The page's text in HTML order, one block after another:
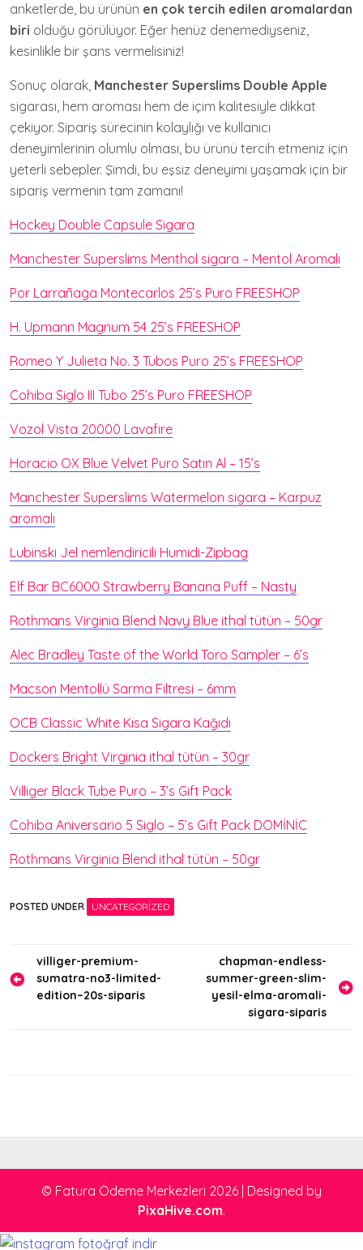
anketlerde, bu ürünün en çok tercih edilen aromalardan
biri olduğu görülüyor. Eğer henüz denemediyseniz,
kesinlikle bir şans vermelisiniz!
Sonuç olarak, Manchester Superslims Double Apple
sigarası, hem aroması hem de içim kalitesiyle dikkat
çekiyor. Sipariş sürecinin kolaylığı ve kullanıcı
deneyimlerinin olumlu olması, bu ürünü tercih etmeniz için
yeterli sebepler. Şimdi, bu eşsiz deneyimi yaşamak için bir
sipariş vermenin tam zamanı!
Hockey Double Capsule Sigara
Manchester Superslims Menthol sigara – Mentol Aromalı
Por Larrañaga Montecarlos 25’s Puro FREESHOP
H. Upmann Magnum 54 25’s FREESHOP
Romeo Y Julieta No. 3 Tubos Puro 25’s FREESHOP
Cohiba Siglo III Tubo 25’s Puro FREESHOP
Vozol Vista 20000 Lavafire
Horacio OX Blue Velvet Puro Satın Al – 15’s
Manchester Superslims Watermelon sigara – Karpuz
aromalı
Lubinski Jel nemlendiricili Humidi-Zipbag
Elf Bar BC6000 Strawberry Banana Puff – Nasty
Rothmans Virginia Blend Navy Blue ithal tütün – 50gr
Alec Bradley Taste of the World Toro Sampler – 6’s
Macson Mentollü Sarma Filtresi – 6mm
OCB Classic White Kısa Sigara Kağıdı
Dockers Bright Virginia ithal tütün – 30gr
Villiger Black Tube Puro – 3’s Gift Pack
Cohiba Aniversario 5 Siglo – 5’s Gift Pack DOMİNİC
Rothmans Virginia Blend ithal tütün – 50gr
POSTED UNDER UNCATEGORIZED
Yazı
gezinmesi
villiger-premium-
sumatra-no3-limited-
edition–20s-siparis
chapman-endless-
summer-green-slim-
yesil-elma-aromali-
sigara-siparis
© Fatura Ödeme Merkezleri 2026 Designed by
PixaHive.com.